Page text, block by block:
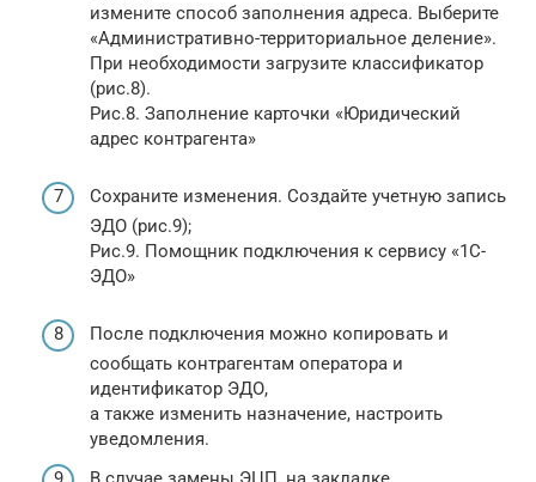
измените способ заполнения адреса. Выберите
«Административно-территориальное деление».
При необходимости загрузите классификатор
(рис.8).
Рис.8. Заполнение карточки «Юридический
адрес контрагента»
Сохраните изменения. Создайте учетную запись
ЭДО (рис.9);
Рис.9. Помощник подключения к сервису «1С-
ЭДО»
После подключения можно копировать и
сообщать контрагентам оператора и
идентификатор ЭДО,
а также изменить назначение, настроить
уведомления.